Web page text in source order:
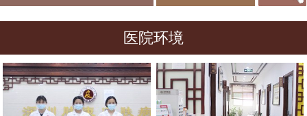
活中减少过
医院环境